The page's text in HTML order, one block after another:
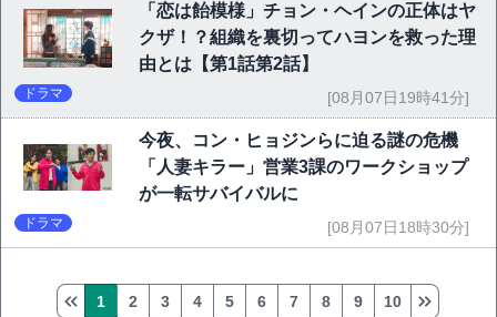
「恋は飴模様」チョン・ヘインの正体はヤ
クザ！？組織を裏切ってハヨンを救った理
由とは【第1話第2話】
ドラマ [08月07日19時41分]
今夜、コン・ヒョジンらに迫る謎の危機
「人妻キラー」営業3課のワークショップ
が一転サバイバルに
ドラマ [08月07日18時30分]
1 2 3 4 5 6 7 8 9 10